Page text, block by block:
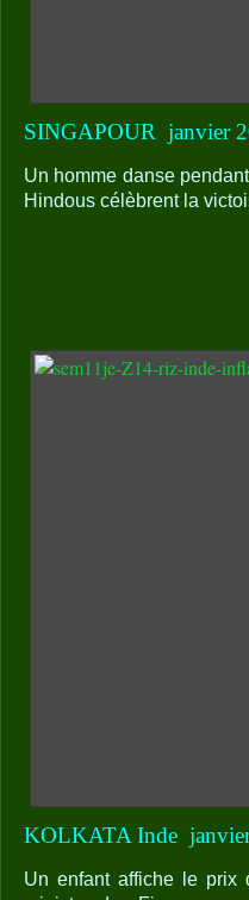
SINGAPOUR janvier
Un homme danse
Hindous célèbrent la
KOLKATA Inde
Un enfant affiche le prix